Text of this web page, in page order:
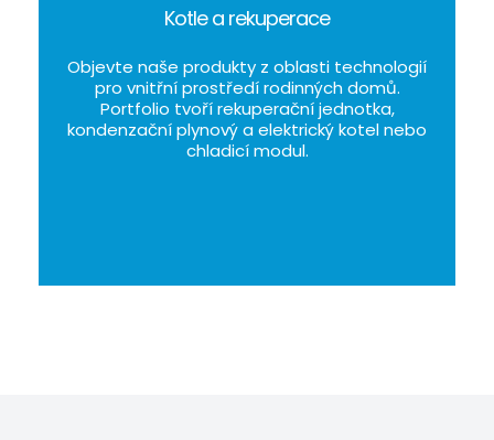
Kotle a rekuperace
Objevte naše produkty z oblasti technologií
pro vnitřní prostředí rodinných domů.
Portfolio tvoří rekuperační jednotka,
kondenzační plynový a elektrický kotel nebo
chladicí modul.